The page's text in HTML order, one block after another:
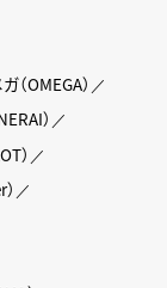
（OMEGA）
）
）